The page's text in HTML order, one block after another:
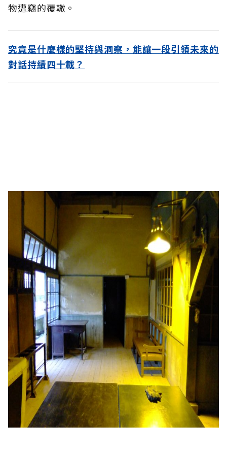
物遭竊的覆轍。
究竟是什麼樣的堅持與洞察，能讓一段引領未來的
對話持續四十載？